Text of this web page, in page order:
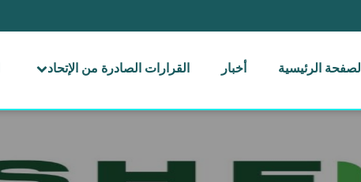
الصفحة الرئيسية أخبار القرارات الصادرة من الإتحاد